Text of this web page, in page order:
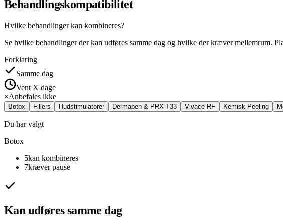
Behandlings­kompatibilitet
Hvilke behandlinger kan kombineres?
Se hvilke behandlinger der kan udføres samme dag og hvilke der kræver mellemrum.
Forklaring
Samme dag
Vent X dage
×Anbefales ikke
Botox Fillers Hudstimulatorer Dermapen & PRX-T33 Vivace RF Kemisk Peeling
Du har valgt
Botox
5kan kombineres
7kræver pause
Kan udføres samme dag